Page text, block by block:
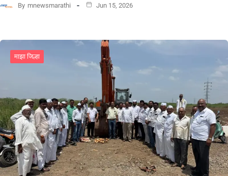
By mnewsmarathi Jun 15, 2026
माझा जिल्हा